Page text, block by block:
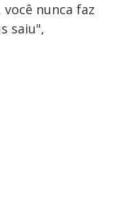
nunca faz
saiu",